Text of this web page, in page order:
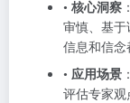
• 核心洞察
审慎、基于
信息和信念
• 应用场景
评估专家观